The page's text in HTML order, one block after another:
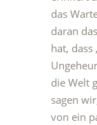
das
daran
hat,
die Welt
sagen
von ein